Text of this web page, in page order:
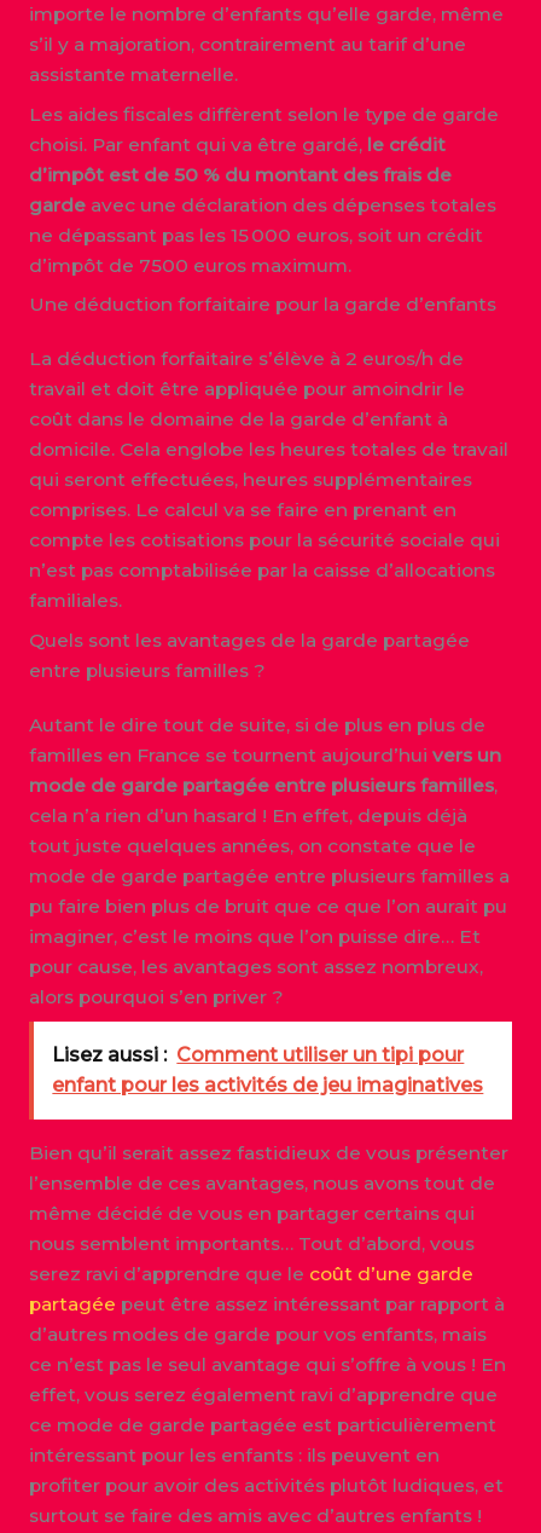
importe le nombre d’enfants qu’elle garde, même
s’il y a majoration, contrairement au tarif d’une
assistante maternelle.
Les aides fiscales diffèrent selon le type de garde
choisi. Par enfant qui va être gardé, le crédit
d’impôt est de 50 % du montant des frais de
gardeavec une déclaration des dépenses totales
ne dépassant pas les 15 000 euros, soit un crédit
d’impôt de 7500 euros maximum.
Une déduction forfaitaire pour la garde d’enfants
La déduction forfaitaire s’élève à 2 euros/h de
travail et doit être appliquée pour amoindrir le
coût dans le domaine de la garde d’enfant à
domicile. Cela englobe les heures totales de travail
qui seront effectuées, heures supplémentaires
comprises. Le calcul va se faire en prenant en
compte les cotisations pour la sécurité sociale qui
n’est pas comptabilisée par la caisse d’allocations
familiales.
Quels sont les avantages de la garde partagée
entre plusieurs familles ?
Autant le dire tout de suite, si de plus en plus de
familles en France se tournent aujourd’hui vers un
mode de garde partagée entre plusieurs familles,
cela n’a rien d’un hasard ! En effet, depuis déjà
tout juste quelques années, on constate que le
mode de garde partagée entre plusieurs familles a
pu faire bien plus de bruit que ce que l’on aurait pu
imaginer, c’est le moins que l’on puisse dire… Et
pour cause, les avantages sont assez nombreux,
alors pourquoi s’en priver ?
Lisez aussi : Comment utiliser un tipi pour
enfant pour les activités de jeu imaginatives
Bien qu’il serait assez fastidieux de vous présenter
l’ensemble de ces avantages, nous avons tout de
même décidé de vous en partager certains qui
nous semblent importants… Tout d’abord, vous
serez ravi d’apprendre que le coût d’une garde
partagée peut être assez intéressant par rapport à
d’autres modes de garde pour vos enfants, mais
ce n’est pas le seul avantage qui s’offre à vous ! En
effet, vous serez également ravi d’apprendre que
ce mode de garde partagée est particulièrement
intéressant pour les enfants : ils peuvent en
profiter pour avoir des activités plutôt ludiques, et
surtout se faire des amis avec d’autres enfants !